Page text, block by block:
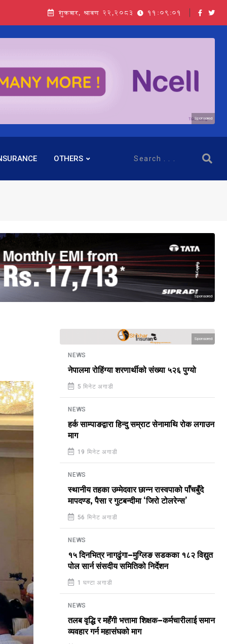
शुक्रबार, श्रावण २२,२०८३ 11:09:03
Sponsored
OTHERS
Sponsored
Sponsored
NEWS
नेपालमा रोहिंग्या शरणार्थीको संख्या ५२६ पुग्यो
5 मिनेट अगाडी
NEWS
हर्क साम्पाङद्वारा हिन्दु सम्राट सेनामाथि रोक लगाउन
माग
19 मिनेट अगाडी
NEWS
स्थानीय तहका उम्मेदवार छान्न रास्वपाको पाँचबुँदे
मापदण्ड, पैसा र गुटबन्दीमा ‘जिरो टोलरेन्स’
56 मिनेट अगाडी
NEWS
१५ दिनभित्र नागढुंगा–मुग्लिङ सडकका १८२ विद्युत
पोल सार्न संसदीय समितिको निर्देशन
1 घण्टा अगाडी
NEWS
तलब वृद्धि र महँगी भत्तामा शिक्षक–कर्मचारीलाई समान
व्यवहार गर्न महासंघको माग